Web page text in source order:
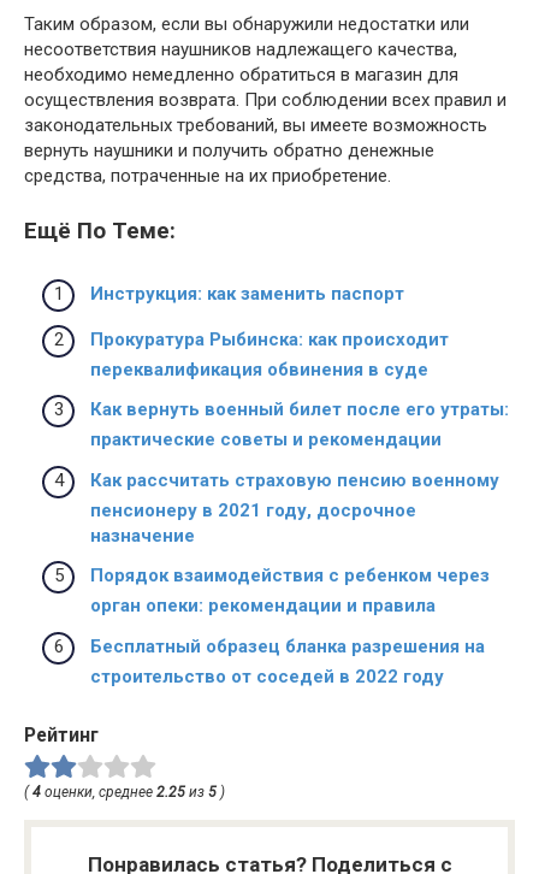
Таким образом, если вы обнаружили недостатки или
несоответствия наушников надлежащего качества,
необходимо немедленно обратиться в магазин для
осуществления возврата. При соблюдении всех правил и
законодательных требований, вы имеете возможность
вернуть наушники и получить обратно денежные
средства, потраченные на их приобретение.
Ещё По Теме:
Инструкция: как заменить паспорт
Прокуратура Рыбинска: как происходит
переквалификация обвинения в суде
Как вернуть военный билет после его утраты:
практические советы и рекомендации
Как рассчитать страховую пенсию военному
пенсионеру в 2021 году, досрочное
назначение
Порядок взаимодействия с ребенком через
орган опеки: рекомендации и правила
Бесплатный образец бланка разрешения на
строительство от соседей в 2022 году
Рейтинг
(4 оценки, среднее 2.25 из 5 )
Понравилась статья? Поделиться с